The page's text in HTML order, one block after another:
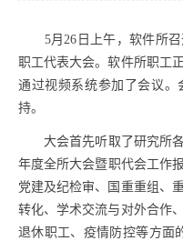
5月26 日上午，软件所
职工代表大会。软件所职工
通过视频系统参加了会议。
持。
大会首先听取了研究所
年度全所大会暨职代会工作
党建及纪检审、国重重组、
转化、学术交流与对外合作
退休职工、疫情防控等方面